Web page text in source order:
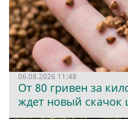
06.08.2026 11:48
От 80 гривен за
ждет новый скачок